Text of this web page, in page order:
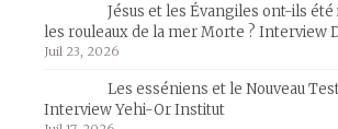
Jésus et les Évangiles ont-ils
les rouleaux de la mer Morte ? Interview
Juil 23, 2026
Les esséniens et le Nouveau
Interview Yehi-Or Institut